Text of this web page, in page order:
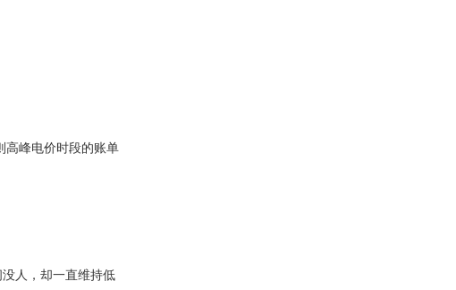
高峰电价时段的账单
人，却一直维持低